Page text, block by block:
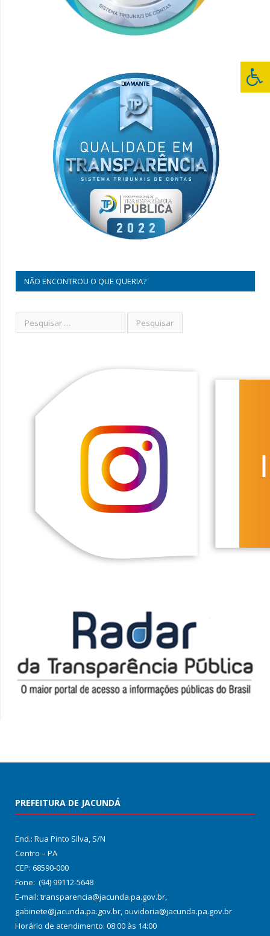
NÃO ENCONTROU O QUE QUERIA?
PREFEITURA DE JACUNDÁ
End.: Rua Pinto Silva, S/N
Centro – PA
CEP: 68590-000
Fone: (94) 99112-5648
E-mail: transparencia@jacunda.pa.gov.br,
gabinete@jacunda.pa.gov.br, ouvidoria@jacunda.pa.gov.br
Horário de atendimento: 08:00 às 14:00